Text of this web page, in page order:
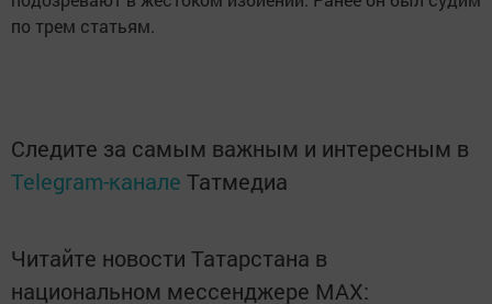
по трем статьям.
Следите за самым важным и интересным в
Telegram-канале Татмедиа
Читайте новости Татарстана в
национальном мессенджере MАХ: